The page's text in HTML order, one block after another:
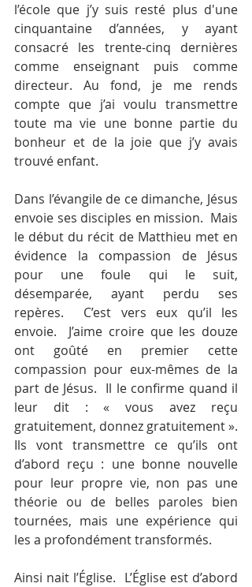
l’école que j’y suis resté plus d'une
cinquantaine d’années, y ayant
consacré les trente-cinq dernières
comme enseignant puis comme
directeur. Au fond, je me rends
compte que j’ai voulu transmettre
toute ma vie une bonne partie du
bonheur et de la joie que j’y avais
trouvé enfant.
Dans l’évangile de ce dimanche, Jésus
envoie ses disciples en mission.  Mais
le début du récit de Matthieu met en
évidence la compassion de Jésus
pour une foule qui le suit,
désemparée, ayant perdu ses
repères.  C’est vers eux qu’il les
envoie.  J’aime croire que les douze
ont goûté en premier cette
compassion pour eux-mêmes de la
part de Jésus.  Il le confirme quand il
leur dit : « vous avez reçu
gratuitement, donnez gratuitement ».
Ils vont transmettre ce qu’ils ont
d’abord reçu : une bonne nouvelle
pour leur propre vie, non pas une
théorie ou de belles paroles bien
tournées, mais une expérience qui
les a profondément transformés.
Ainsi nait l’Église.  L’Église est d’abord